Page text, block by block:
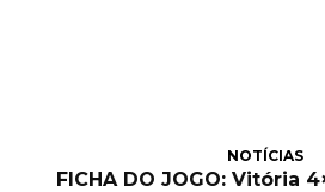
NOTÍCIAS
FICHA DO JOGO: Vitória